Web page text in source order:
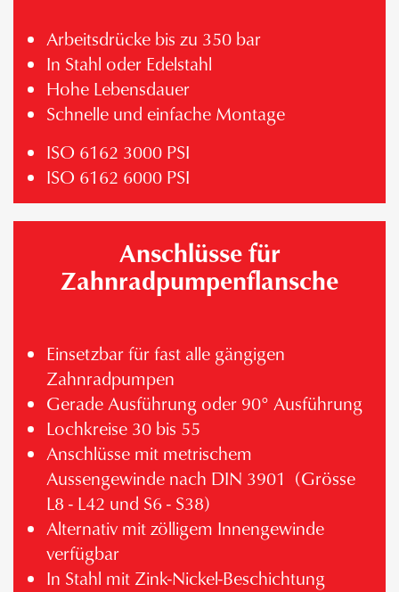
Arbeitsdrücke bis zu 350 bar
In Stahl oder Edelstahl
Hohe Lebensdauer
Schnelle und einfache Montage
ISO 6162 3000 PSI
ISO 6162 6000 PSI
Anschlüsse für
Zahnradpumpenflansche
Einsetzbar für fast alle gängigen
Zahnradpumpen
Gerade Ausführung oder 90° Ausführung
Lochkreise 30 bis 55
Anschlüsse mit metrischem
Aussengewinde nach DIN 3901 (Grösse
L8 - L42 und S6 - S38)
Alternativ mit zölligem Innengewinde
verfügbar
In Stahl mit Zink-Nickel-Beschichtung